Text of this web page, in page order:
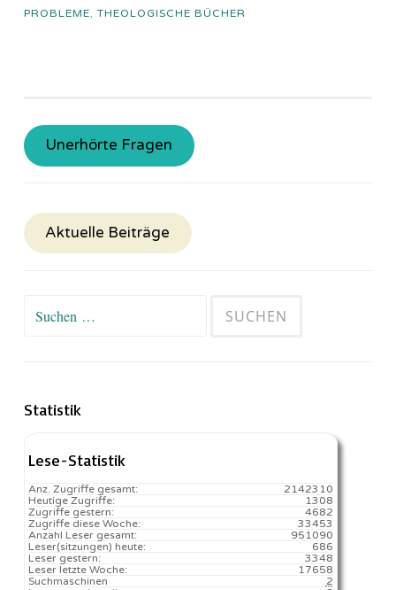
PROBLEME, THEOLOGISCHE BÜCHER
Unerhörte Fragen
Aktuelle Beiträge
Suchen
Statistik
Lese-Statistik
2142310
Anz. Zugriffe gesamt:
1308
Heutige Zugriffe:
4682
Zugriffe gestern:
33453
Zugriffe diese Woche:
951090
Anzahl Leser gesamt:
686️
Leser(sitzungen) heute:
3348
Leser gestern:
17658️
Leser letzte Woche:
2
Suchmaschinen